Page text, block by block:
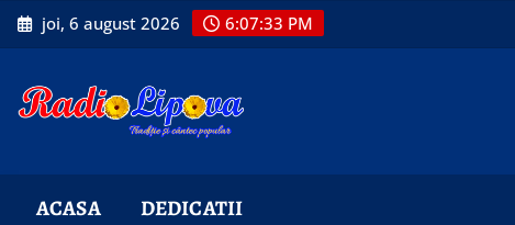
Skip
to
joi, 6 august 2026 6:07:34 PM
ACASA DEDICATII